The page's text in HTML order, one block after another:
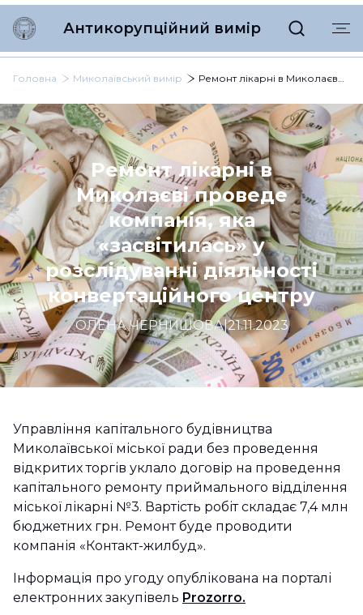
Антикорупційний вимір
Головна Миколаївський вимір Ремонт лікарні в Миколаєві проведе компанія, яка «засвітилась» у розслідуванні діяльності конвертаційного центру
Ремонт лікарні в
Миколаєві проведе
компанія, яка
«засвітилась» у
розслідуванні діяльності
конвертаційного центру
ОЛЕНА ЧЕРНИШОВА|21.11.2023
Управління капітального будівництва
Миколаївської міської ради без проведення
відкритих торгів уклало договір на проведення
капітального ремонту приймального відділення
міської лікарні №3. Вартість робіт складає 7,4 млн
бюджетних грн. Ремонт буде проводити
компанія «Контакт-жилбуд».
Інформація про угоду опублікована на порталі
електронних закупівель Prozorro.